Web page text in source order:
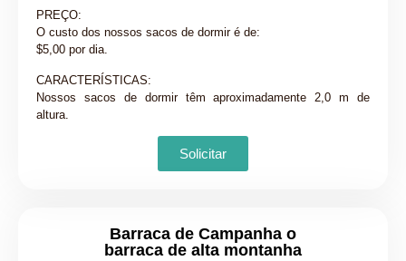
PREÇO:
O custo dos nossos sacos de dormir é de:
$5,00 por dia.
CARACTERÍSTICAS:
Nossos sacos de dormir têm aproximadamente 2,0 m de
altura.
Solicitar
Barraca de Campanha o
barraca de alta montanha